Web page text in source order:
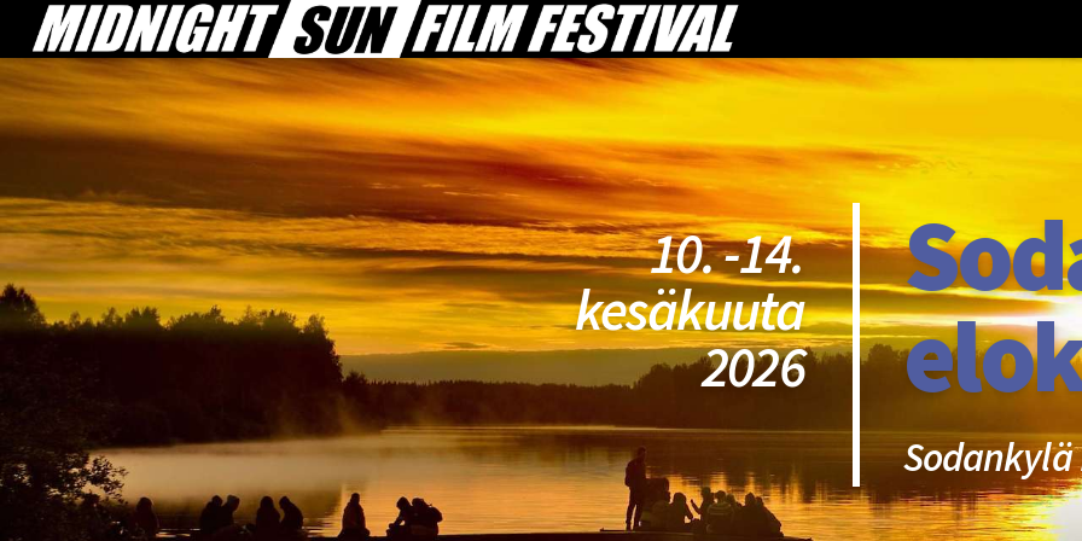
10. -14.
kesäkuuta
2026